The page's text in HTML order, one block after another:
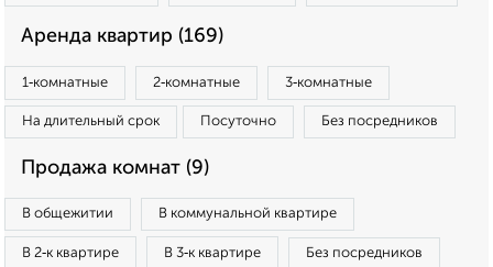
Аренда квартир (169)
1‑комнатные 2‑комнатные 3‑комнатные
На длительный срок Посуточно Без посредников
Продажа комнат (9)
В общежитии В коммунальной квартире
В 2‑к квартире В 3‑к квартире Без посредников